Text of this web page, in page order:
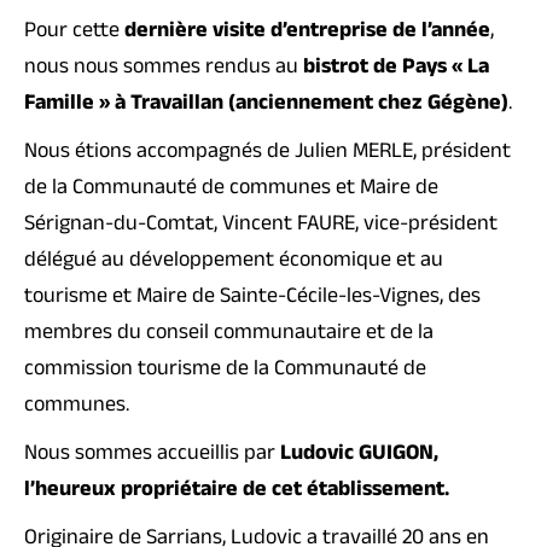
Pour cettedernière visite d’entreprise de l’année,
nous nous sommes rendus aubistrot de Pays « La
Famille » à Travaillan (anciennement chez Gégène).
Nous étions accompagnés de Julien MERLE, président
de la Communauté de communes et Maire de
Sérignan-du-Comtat, Vincent FAURE, vice-président
délégué au développement économique et au
tourisme et Maire de Sainte-Cécile-les-Vignes, des
membres du conseil communautaire et de la
commission tourisme de la Communauté de
communes.
Nous sommes accueillis parLudovic GUIGON,
l’heureux propriétaire de cet établissement.